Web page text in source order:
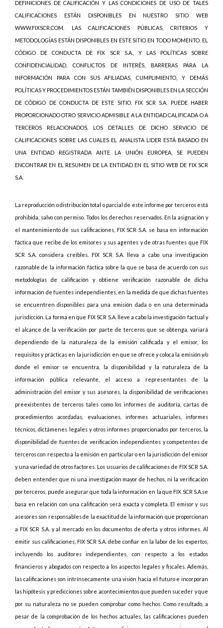
DEFINICIONES DE CALIFICACIÓN Y LAS CONDICIONES DE USO DE TALES
CALIFICACIONES ESTÁN DISPONIBLES EN NUESTRO SITIO WEB
WWW.FIXSCR.COM. LAS CALIFICACIONES PÚBLICAS, CRITERIOS Y
METODOLOGÍAS ESTÁN DISPONIBLES EN ESTE SITIO EN TODO MOMENTO. EL
CÓDIGO DE CONDUCTA DE FIX SCR S.A., Y LAS POLÍTICAS SOBRE
CONFIDENCIALIDAD, CONFLICTOS DE INTERÉS, BARRERAS PARA LA
INFORMACIÓN PARA CON SUS AFILIADAS, CUMPLIMIENTO, Y DEMÁS
POLÍTICAS Y PROCEDIMIENTOS ESTÁN TAMBIÉN DISPONIBLES EN LA SECCIÓN
DE CÓDIGO DE CONDUCTA DE ESTE SITIO. FIX SCR S.A. PUEDE HABER
PROPORCIONADO OTRO SERVICIO ADMISIBLE A LA ENTIDAD CALIFICADA O A
TERCEROS RELACIONADOS. LOS DETALLES DE DICHO SERVICIO DE
CALIFICACIONES SOBRE LAS CUALES EL ANALISTA LIDER ESTÁ BASADO EN
UNA ENTIDAD REGISTRADA ANTE LA UNIÓN EUROPEA, SE PUEDEN
ENCONTRAR EN EL RESUMEN DE LA ENTIDAD EN EL SITIO WEB DE FIX SCR
S.A.
La reproducción o distribución total o parcial de este informe por terceros está
prohibida, salvo con permiso. Todos los derechos reservados. En la asignación y
el mantenimiento de sus calificaciones, FIX SCR S.A. se basa en información
fáctica que recibe de los emisores y sus agentes y de otras fuentes que FIX
SCR S.A. considera creíbles. FIX SCR S.A. lleva a cabo una investigación
razonable de la información fáctica sobre la que se basa de acuerdo con sus
metodologías de calificación y obtiene verificación razonable de dicha
información de fuentes independientes, en la medida de que dichas fuentes
se encuentren disponibles para una emisión dada o en una determinada
jurisdicción. La forma en que FIX SCR S.A. lleve a cabo la investigación factual y
el alcance de la verificación por parte de terceros que se obtenga, variará
dependiendo de la naturaleza de la emisión calificada y el emisor, los
requisitos y prácticas en la jurisdicción en que se ofrece y coloca la emisión y/o
donde el emisor se encuentra, la disponibilidad y la naturaleza de la
información pública relevante, el acceso a representantes de la
administración del emisor y sus asesores, la disponibilidad de verificaciones
preexistentes de terceros tales como los informes de auditoría, cartas de
procedimientos acordadas, evaluaciones, informes actuariales, informes
técnicos, dictámenes legales y otros informes proporcionados por terceros, la
disponibilidad de fuentes de verificación independientes y competentes de
terceros con respecto a la emisión en particular o en la jurisdicción del emisor
y una variedad de otros factores. Los usuarios de calificaciones de FIX SCR S.A.
deben entender que ni una investigación mayor de hechos, ni la verificación
por terceros, puede asegurar que toda la información en la que FIX SCR S.A.se
basa en relación con una calificación será exacta y completa. El emisor y sus
asesores son responsables de la exactitud de la información que proporcionan
a FIX SCR S.A. y al mercado en los documentos de oferta y otros informes. Al
emitir sus calificaciones, FIX SCR S.A. debe confiar en la labor de los expertos,
incluyendo los auditores independientes, con respecto a los estados
financieros y abogados con respecto a los aspectos legales y fiscales. Además,
las calificaciones son intrínsecamente una visión hacia el futuro e incorporan
las hipótesis y predicciones sobre acontecimientos que pueden suceder y que
por su naturaleza no se pueden comprobar como hechos. Como resultado, a
pesar de la comprobación de los hechos actuales, las calificaciones pueden